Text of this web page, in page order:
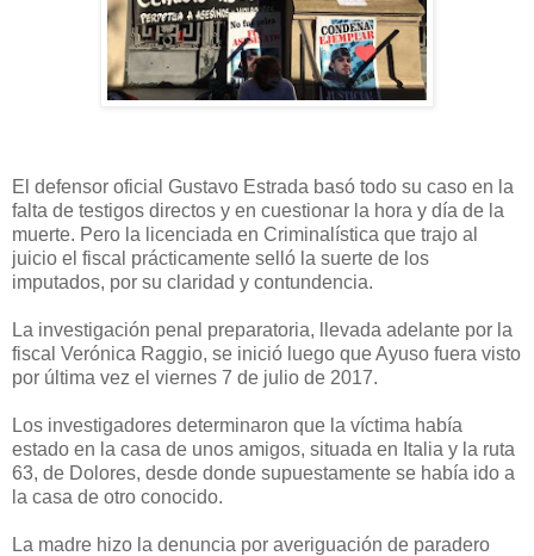
El defensor oficial Gustavo Estrada basó todo su caso en la
falta de testigos directos y en cuestionar la hora y día de la
muerte. Pero la licenciada en Criminalística que trajo al
juicio el fiscal prácticamente selló la suerte de los
imputados, por su claridad y contundencia.
La investigación penal preparatoria, llevada adelante por la
fiscal Verónica Raggio, se inició luego que Ayuso fuera visto
por última vez el viernes 7 de julio de 2017.
Los investigadores determinaron que la víctima había
estado en la casa de unos amigos, situada en Italia y la ruta
63, de Dolores, desde donde supuestamente se había ido a
la casa de otro conocido.
La madre hizo la denuncia por averiguación de paradero